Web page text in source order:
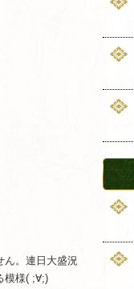
ん。連日大盛況
模様( ;∀;)